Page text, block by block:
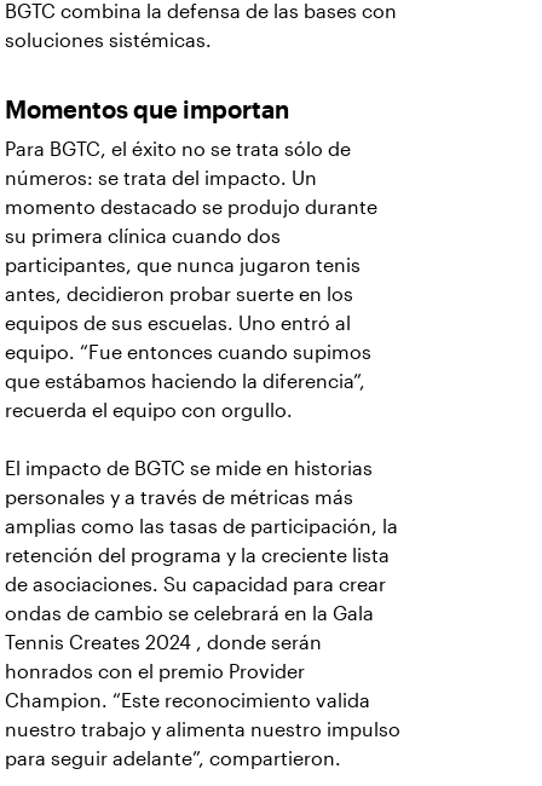
BGTC combina la defensa de las bases con
soluciones sistémicas.
Momentos que importan
Para BGTC, el éxito no se trata sólo de
números: se trata del impacto. Un
momento destacado se produjo durante
su primera clínica cuando dos
participantes, que nunca jugaron tenis
antes, decidieron probar suerte en los
equipos de sus escuelas. Uno entró al
equipo. “Fue entonces cuando supimos
que estábamos haciendo la diferencia”,
recuerda el equipo con orgullo.
El impacto de BGTC se mide en historias
personales y a través de métricas más
amplias como las tasas de participación, la
retención del programa y la creciente lista
de asociaciones. Su capacidad para crear
ondas de cambio se celebrará en la Gala
Tennis Creates 2024 , donde serán
honrados con el premio Provider
Champion. “Este reconocimiento valida
nuestro trabajo y alimenta nuestro impulso
para seguir adelante”, compartieron.